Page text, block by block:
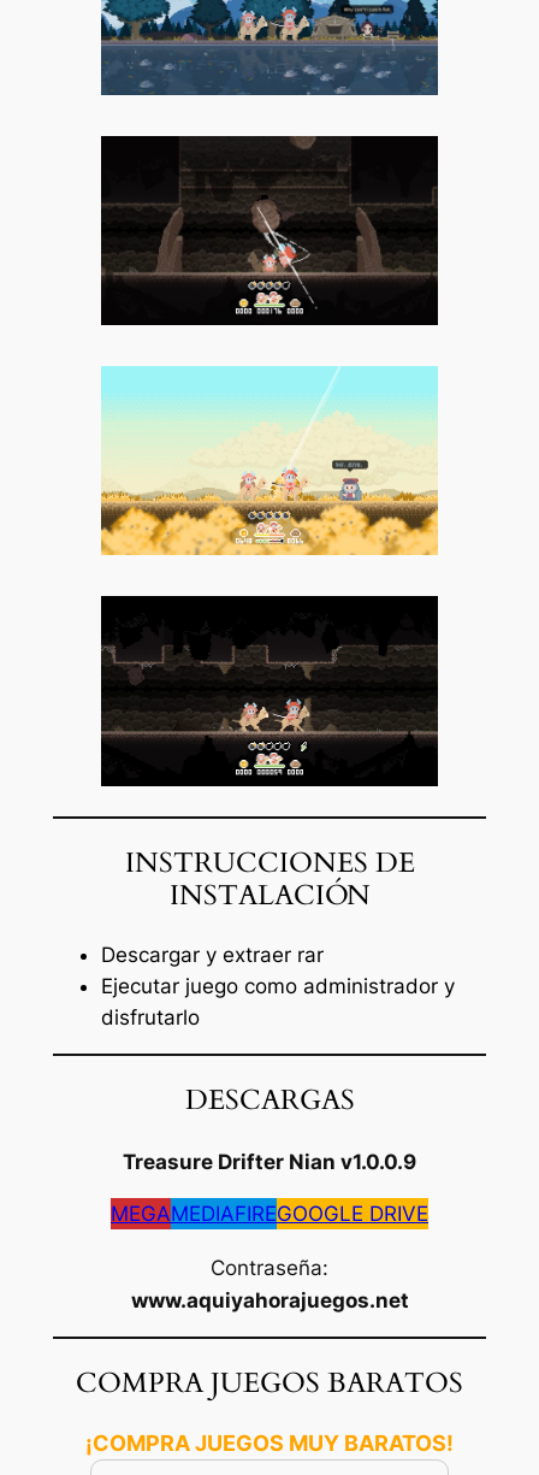
INSTRUCCIONES DE
INSTALACIÓN
Descargar y extraer rar
Ejecutar juego como administrador y
disfrutarlo
DESCARGAS
Treasure Drifter Nian v1.0.0.9
MEGAMEDIAFIREGOOGLE DRIVE
Contraseña:
www.aquiyahorajuegos.net
COMPRA JUEGOS BARATOS
¡COMPRA JUEGOS MUY BARATOS!